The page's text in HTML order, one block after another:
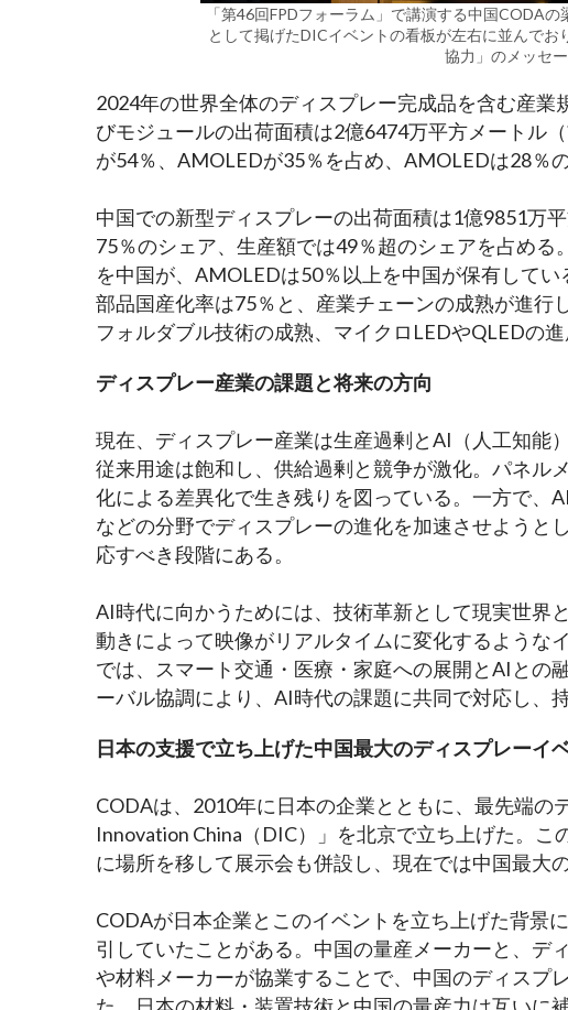
「第46回FPDフォーラム」で講演する中国CODA
として掲げたDICイベントの看板が左右に並んで
協力」のメッセ
2024年の世界全体のディスプレー完成品を含む産
びモジュールの出荷面積は2億6474万平方メートル
が54％、AMOLEDが35％を占め、AMOLEDは28％
中国での新型ディスプレーの出荷面積は1億9851万
75％のシェア、生産額では49％超のシェアを占め
を中国が、AMOLEDは50％以上を中国が保有して
部品国産化率は75％と、産業チェーンの成熟が進
フォルダブル技術の成熟、マイクロLEDやQLEDの進
ディスプレー産業の課題と将来の方向
現在、ディスプレー産業は生産過剰とAI（人工知能
従来用途は飽和し、供給過剰と競争が激化。パネル
化による差異化で生き残りを図っている。一方で、
などの分野でディスプレーの進化を加速させようと
応すべき段階にある。
AI時代に向かうためには、技術革新として現実世界
動きによって映像がリアルタイムに変化するような
では、スマート交通・医療・家庭への展開とAIとの
ーバル協調により、AI時代の課題に共同で対応し、
日本の支援で立ち上げた中国最大のディスプレーイ
CODAは、2010年に日本の企業とともに、最先端の
Innovation China（DIC）」を北京で立ち上げた。
に場所を移して展示会も併設し、現在では中国最大
CODAが日本企業とこのイベントを立ち上げた背景
引していたことがある。中国の量産メーカーと、デ
や材料メーカーが協業することで、中国のディスプ